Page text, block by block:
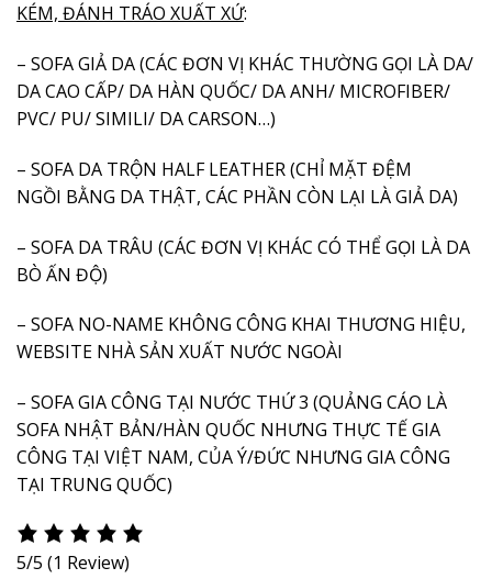
KÉM, ĐÁNH TRÁO XUẤT XỨ:
– SOFA GIẢ DA (CÁC ĐƠN VỊ KHÁC THƯỜNG GỌI LÀ DA/
DA CAO CẤP/ DA HÀN QUỐC/ DA ANH/ MICROFIBER/
PVC/ PU/ SIMILI/ DA CARSON…)
– SOFA DA TRỘN HALF LEATHER (CHỈ MẶT ĐỆM
NGỒI BẰNG DA THẬT, CÁC PHẦN CÒN LẠI LÀ GIẢ DA)
– SOFA DA TRÂU (CÁC ĐƠN VỊ KHÁC CÓ THỂ GỌI LÀ DA
BÒ ẤN ĐỘ)
– SOFA NO-NAME KHÔNG CÔNG KHAI THƯƠNG HIỆU,
WEBSITE NHÀ SẢN XUẤT NƯỚC NGOÀI
– SOFA GIA CÔNG TẠI NƯỚC THỨ 3 (QUẢNG CÁO LÀ
SOFA NHẬT BẢN/HÀN QUỐC NHƯNG THỰC TẾ GIA
CÔNG TẠI VIỆT NAM, CỦA Ý/ĐỨC NHƯNG GIA CÔNG
TẠI TRUNG QUỐC)
5/5 (1 Review)